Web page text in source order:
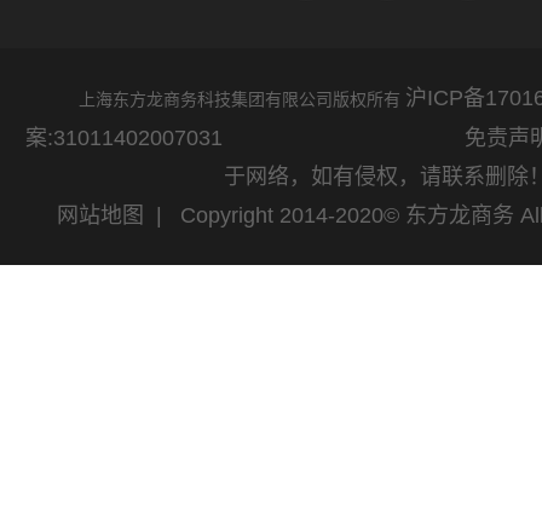
上海东方龙商务科技集团有限公司版权所有 沪ICP备
案:31011402007031 免责声明：网站
于网络，如有侵权，请联系删除
网站地图
| Copyright 2014-2020© 东方龙商务